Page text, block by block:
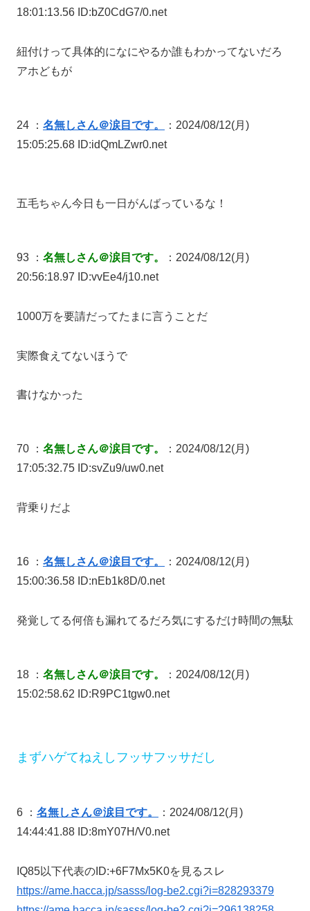
18:01:13.56 ID:bZ0CdG7/0.net
紐付けって具体的になにやるか誰もわかってないだろ
アホどもが
24 ： 名無しさん＠涙目です。
：2024/08/12(月)
15:05:25.68 ID:idQmLZwr0.net
五毛ちゃん今日も一日がんばっているな！
93 ： 名無しさん＠涙目です。
：2024/08/12(月)
20:56:18.97 ID:vvEe4/j10.net
1000万を要請だってたまに言うことだ
実際食えてないほうで
書けなかった
70 ： 名無しさん＠涙目です。
：2024/08/12(月)
17:05:32.75 ID:svZu9/uw0.net
背乗りだよ
16 ： 名無しさん＠涙目です。
：2024/08/12(月)
15:00:36.58 ID:nEb1k8D/0.net
発覚してる何倍も漏れてるだろ気にするだけ時間の無駄
18 ： 名無しさん＠涙目です。
：2024/08/12(月)
15:02:58.62 ID:R9PC1tgw0.net
まずハゲてねえしフッサフッサだし
6 ： 名無しさん＠涙目です。
：2024/08/12(月)
14:44:41.88 ID:8mY07H/V0.net
IQ85以下代表のID:+6F7Mx5K0を見るスレ
https://ame.hacca.jp/sasss/log-be2.cgi?i=828293379